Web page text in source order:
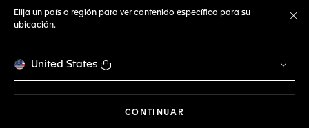
Elija un país o región para ver contenido específico para su
ubicación.
United States
CONTINUAR